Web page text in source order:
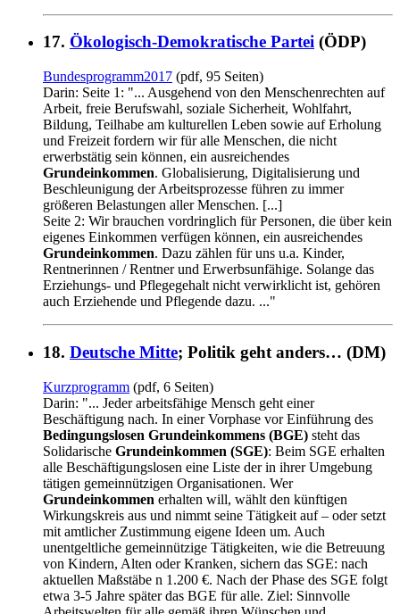
17. Ökologisch-Demokratische Partei (ÖDP)
Bundesprogramm2017 (pdf, 95 Seiten)
Darin: Seite 1: "... Ausgehend von den Menschenrechten auf
Arbeit, freie Berufswahl, soziale Sicherheit, Wohlfahrt,
Bildung, Teilhabe am kulturellen Leben sowie auf Erholung
und Freizeit fordern wir für alle Menschen, die nicht
erwerbstätig sein können, ein ausreichendes
Grundeinkommen. Globalisierung, Digitalisierung und
Beschleunigung der Arbeitsprozesse führen zu immer
größeren Belastungen aller Menschen. [...]
Seite 2: Wir brauchen vordringlich für Personen, die über kein
eigenes Einkommen verfügen können, ein ausreichendes
Grundeinkommen. Dazu zählen für uns u.a. Kinder,
Rentnerinnen / Rentner und Erwerbsunfähige. Solange das
Erziehungs- und Pflegegehalt nicht verwirklicht ist, gehören
auch Erziehende und Pflegende dazu. ..."
18. Deutsche Mitte; Politik geht anders… (DM)
Kurzprogramm (pdf, 6 Seiten)
Darin: "... Jeder arbeitsfähige Mensch geht einer
Beschäftigung nach. In einer Vorphase vor Einführung des
Bedingungslosen Grundeinkommens (BGE) steht das
Solidarische Grundeinkommen (SGE): Beim SGE erhalten
alle Beschäftigungslosen eine Liste der in ihrer Umgebung
tätigen gemeinnützigen Organisationen. Wer
Grundeinkommen erhalten will, wählt den künftigen
Wirkungskreis aus und nimmt seine Tätigkeit auf – oder setzt
mit amtlicher Zustimmung eigene Ideen um. Auch
unentgeltliche gemeinnützige Tätigkeiten, wie die Betreuung
von Kindern, Alten oder Kranken, sichern das SGE: nach
aktuellen Maßstäbe n 1.200 €. Nach der Phase des SGE folgt
etwa 3-5 Jahre später das BGE für alle. Ziel: Sinnvolle